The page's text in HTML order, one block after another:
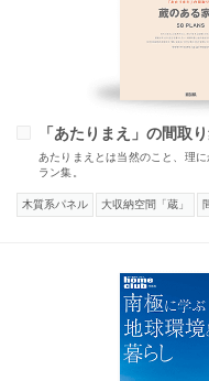
「あたりまえ」の間取
あたりまえとは当然のこと、理
ラン集。
木質系パネル 大収納空間「蔵」